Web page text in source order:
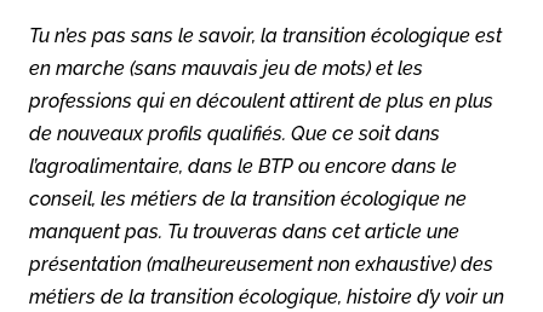
Tu n’es pas sans le savoir, la transition écologique est
en marche (sans mauvais jeu de mots) et les
professions qui en découlent attirent de plus en plus
de nouveaux profils qualifiés. Que ce soit dans
l’agroalimentaire, dans le BTP ou encore dans le
conseil, les métiers de la transition écologique ne
manquent pas. Tu trouveras dans cet article une
présentation (malheureusement non exhaustive) des
métiers de la transition écologique, histoire d’y voir un